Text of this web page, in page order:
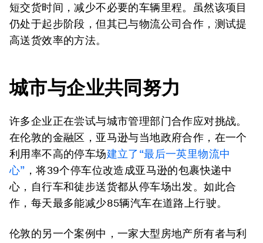
短交货时间，减少不必要的车辆里程。虽然该项目
仍处于起步阶段，但其已与物流公司合作，测试提
高送货效率的方法。
城市与企业共同努力
许多企业正在尝试与城市管理部门合作应对挑战。
在伦敦的金融区，亚马逊与当地政府合作，在一个
利用率不高的停车场建立了“最后一英里物流中
心” ，将39个停车位改造成亚马逊的包裹快递中
心，自行车和徒步送货都从停车场出发。如此合
作，每天最多能减少85辆汽车在道路上行驶。
伦敦的另一个案例中，一家大型房地产所有者与利